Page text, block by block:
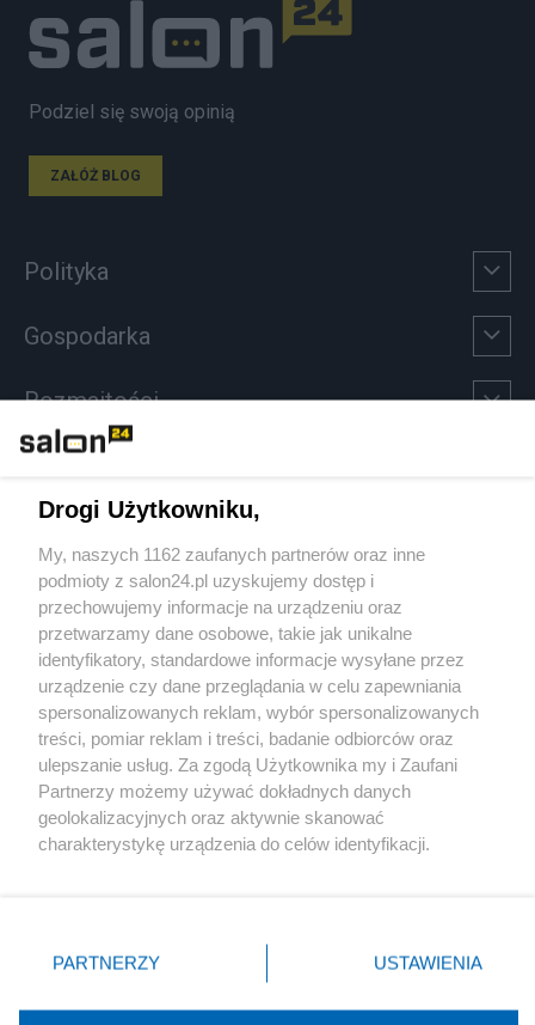
Podziel się swoją opinią
ZAŁÓŻ BLOG
Polityka
Gospodarka
Rozmaitości
Sport
Społeczeństwo
Kultura
X Facebook Instagram Youtube
Drogi Użytkowniku,
My, naszych 1162 zaufanych partnerów oraz inne
podmioty z salon24.pl uzyskujemy dostęp i
przechowujemy informacje na urządzeniu oraz
przetwarzamy dane osobowe, takie jak unikalne
identyfikatory, standardowe informacje wysyłane przez
urządzenie czy dane przeglądania w celu zapewniania
spersonalizowanych reklam, wybór spersonalizowanych
treści, pomiar reklam i treści, badanie odbiorców oraz
ulepszanie usług. Za zgodą Użytkownika my i Zaufani
Partnerzy możemy używać dokładnych danych
geolokalizacyjnych oraz aktywnie skanować
charakterystykę urządzenia do celów identyfikacji.
zmienić/wycofać klikając przycisk ustawień prywatności
znajdujący się w lewym dolnym rogu strony
rodzaje przetwarzania danych nie wymagają zgody
PARTNERZY USTAWIENIA